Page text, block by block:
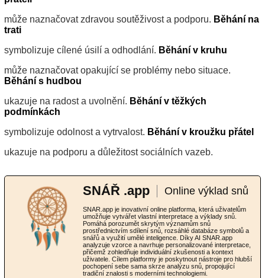
může naznačovat zdravou soutěživost a podporu. Běhání na
trati
symbolizuje cílené úsilí a odhodlání. Běhání v kruhu
může naznačovat opakující se problémy nebo situace.
Běhání s hudbou
ukazuje na radost a uvolnění. Běhání v těžkých
podmínkách
symbolizuje odolnost a vytrvalost. Běhání v kroužku přátel
ukazuje na podporu a důležitost sociálních vazeb.
SNÁŘ .app Online výklad snů
SNAR.app je inovativní online platforma, která uživatelům
umožňuje vytvářet vlastní interpretace a výklady snů.
Pomáhá porozumět skrytým významům snů
prostřednictvím sdílení snů, rozsáhlé databáze symbolů a
snářů a využití umělé inteligence. Díky AI SNAR.app
analyzuje vzorce a navrhuje personalizované interpretace,
přičemž zohledňuje individuální zkušenosti a kontext
uživatele. Cílem platformy je poskytnout nástroje pro hlubší
pochopení sebe sama skrze analýzu snů, propojující
tradiční znalosti s moderními technologiemi.